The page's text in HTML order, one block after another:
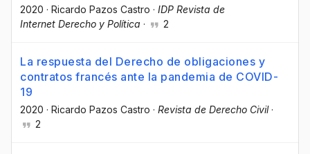
2020 · Ricardo Pazos Castro · IDP Revista de
Internet Derecho y Política · 2
La respuesta del Derecho de obligaciones y
contratos francés ante la pandemia de COVID-
19
2020 · Ricardo Pazos Castro · Revista de Derecho Civil·
2